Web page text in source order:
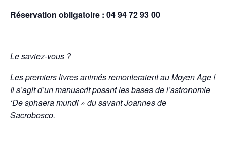
Réservation obligatoire : 04 94 72 93 00
Le saviez-vous ?
Les premiers livres animés remonteraient au Moyen Age !
Il s’agit d’un manuscrit posant les bases de l’astronomie
‘De sphaera mundi » du savant Joannes de
Sacrobosco.